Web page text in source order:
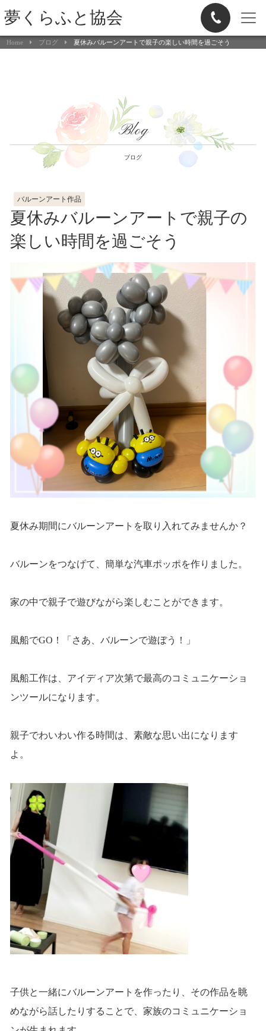
夢くらふと協会
Home ブログ 夏休みバルーンアートで親子の楽しい時間を過ごそう
Blog
ブログ
バルーンアート作品
夏休みバルーンアートで親子の
楽しい時間を過ごそう
夏休み期間にバルーンアートを取り入れてみませんか？
バルーンをつなげて、簡単な汽車ポッポを作りました。
家の中で親子で遊びながら楽しむことができます。
風船でGO！「さあ、バルーンで遊ぼう！」
風船工作は、アイディア次第で最高のコミュニケーショ
ンツールになります。
親子でわいわい作る時間は、素敵な思い出になります
よ。
子供と一緒にバルーンアートを作ったり、その作品を眺
めながら話したりすることで、家族のコミュニケーショ